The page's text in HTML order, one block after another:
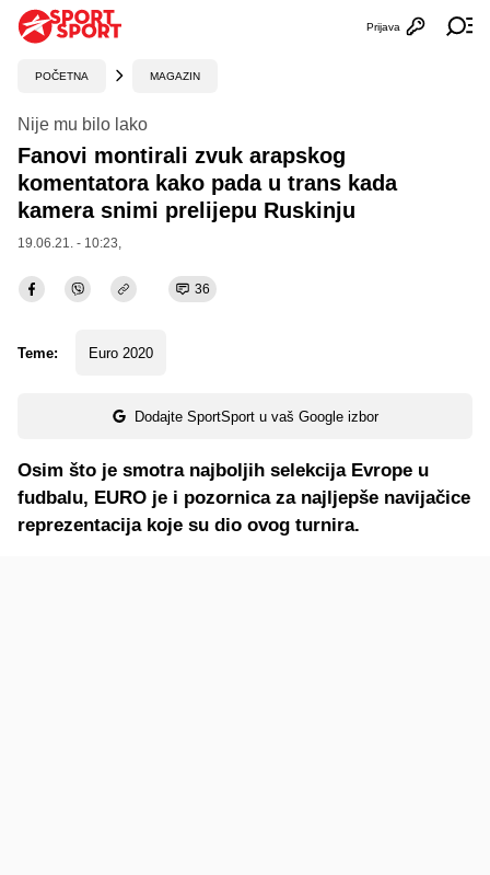
Otvori
Prijava
POČETNA MAGAZIN
Nije mu bilo lako
Fanovi montirali zvuk arapskog
komentatora kako pada u trans kada
kamera snimi prelijepu Ruskinju
19.06.21. - 10:23,
36
Teme: Euro 2020
Dodajte SportSport u vaš Google izbor
Osim što je smotra najboljih selekcija Evrope u
fudbalu, EURO je i pozornica za najljepše navijačice
reprezentacija koje su dio ovog turnira.